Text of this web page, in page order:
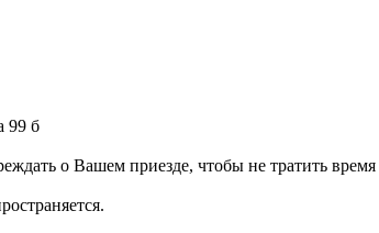
99 б
о Вашем приезде, чтобы не тратить